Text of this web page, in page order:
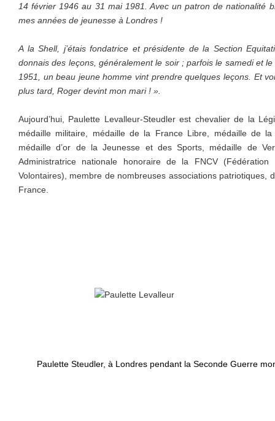
14 février 1946 au 31 mai 1981. Avec un patron de nationalité
mes années de jeunesse à Londres !
A la Shell, j’étais fondatrice et présidente de la Section
donnais des leçons, généralement le soir ; parfois le samedi et le
1951, un beau jeune homme vint prendre quelques leçons. Et
plus tard, Roger devint mon mari ! ».
Aujourd’hui, Paulette Levalleur-Steudler est chevalier de la
médaille militaire, médaille de la France Libre, médaille de la
médaille d’or de la Jeunesse et des Sports, médaille de
Administratrice nationale honoraire de la FNCV (Fédération
Volontaires), membre de nombreuses associations patriotiques,
France.
Paulette Steudler, à Londres pendant la Seconde Guerre